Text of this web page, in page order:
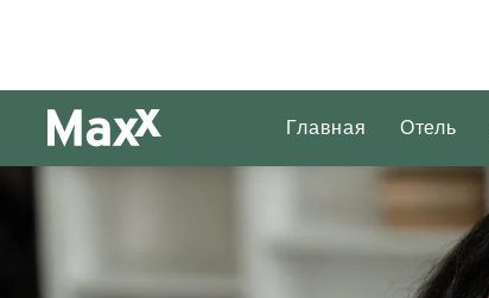
Главная Отель
Слайд 1 из 1